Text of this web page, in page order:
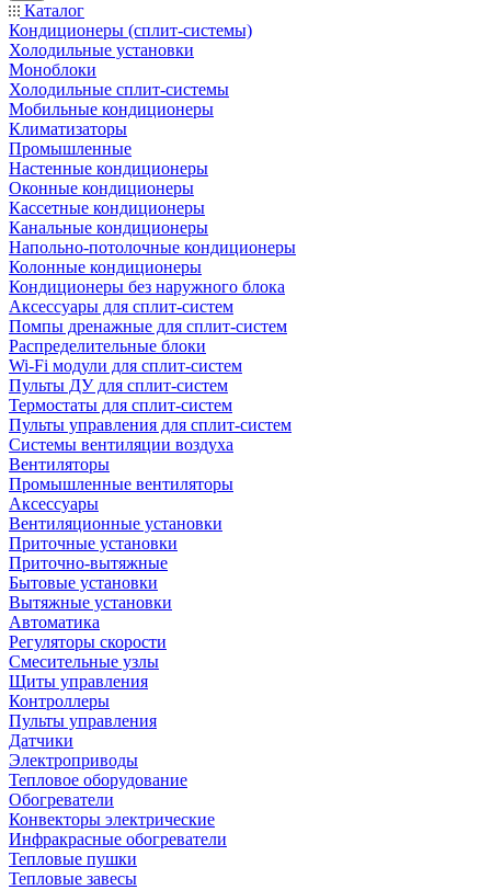
Каталог
Кондиционеры (сплит-системы)
Холодильные установки
Моноблоки
Холодильные сплит-системы
Мобильные кондиционеры
Климатизаторы
Промышленные
Настенные кондиционеры
Оконные кондиционеры
Кассетные кондиционеры
Канальные кондиционеры
Напольно-потолочные кондиционеры
Колонные кондиционеры
Кондиционеры без наружного блока
Аксессуары для сплит-систем
Помпы дренажные для сплит-систем
Распределительные блоки
Wi-Fi модули для сплит-систем
Пульты ДУ для сплит-систем
Термостаты для сплит-систем
Пульты управления для сплит-систем
Системы вентиляции воздуха
Вентиляторы
Промышленные вентиляторы
Аксессуары
Вентиляционные установки
Приточные установки
Приточно-вытяжные
Бытовые установки
Вытяжные установки
Автоматика
Регуляторы скорости
Смесительные узлы
Щиты управления
Контроллеры
Пульты управления
Датчики
Электроприводы
Тепловое оборудование
Обогреватели
Конвекторы электрические
Инфракрасные обогреватели
Тепловые пушки
Тепловые завесы